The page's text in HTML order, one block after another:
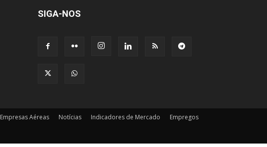
SIGA-NOS
Empresas Aéreas Notícias Indicadores de Mercado Empregos